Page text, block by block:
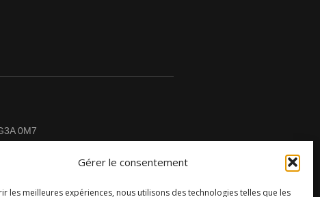
Gérer le consentement
les meilleures expériences, nous utilisons des technologies telles que les
0M7